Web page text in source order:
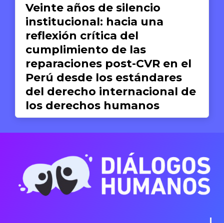
Veinte años de silencio
institucional: hacia una
reflexión crítica del
cumplimiento de las
reparaciones post-CVR en el
Perú desde los estándares
del derecho internacional de
los derechos humanos